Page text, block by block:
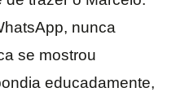
nunca
se mostrou
educadamente,